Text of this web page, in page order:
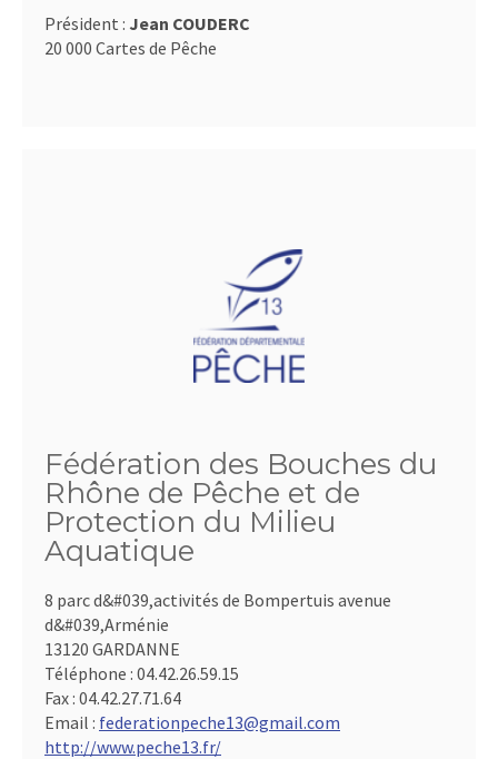
Président : Jean COUDERC
20 000 Cartes de Pêche
Fédération des Bouches du
Rhône de Pêche et de
Protection du Milieu
Aquatique
8 parc d&#039,activités de Bompertuis avenue
d&#039,Arménie
13120 GARDANNE
Téléphone : 04.42.26.59.15
Fax : 04.42.27.71.64
Email : federationpeche13@gmail.com
http://www.peche13.fr/